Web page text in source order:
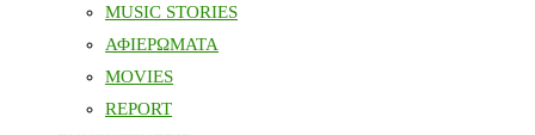
MUSIC STORIES
ΑΦΙΕΡΩΜΑΤΑ
MOVIES
REPORT